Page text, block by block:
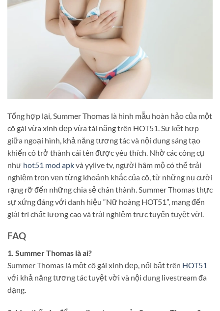
Tổng hợp lại, Summer Thomas là hình mẫu hoàn hảo của một
cô gái vừa xinh đẹp vừa tài năng trên HOT51. Sự kết hợp
giữa ngoại hình, khả năng tương tác và nội dung sáng tạo
khiến cô trở thành cái tên được yêu thích. Nhờ các công cụ
như hot51 mod apkvà yylive tv, người hâm mộ có thể trải
nghiệm trọn vẹn từng khoảnh khắc của cô, từ những nụ cười
rạng rỡ đến những chia sẻ chân thành. Summer Thomas thực
sự xứng đáng với danh hiệu “Nữ hoàng HOT51”, mang đến
giải trí chất lượng cao và trải nghiệm trực tuyến tuyệt vời.
FAQ
1. Summer Thomas là ai?
Summer Thomas là một cô gái xinh đẹp, nổi bật trên HOT51
với khả năng tương tác tuyệt vời và nội dung livestream đa
dạng.